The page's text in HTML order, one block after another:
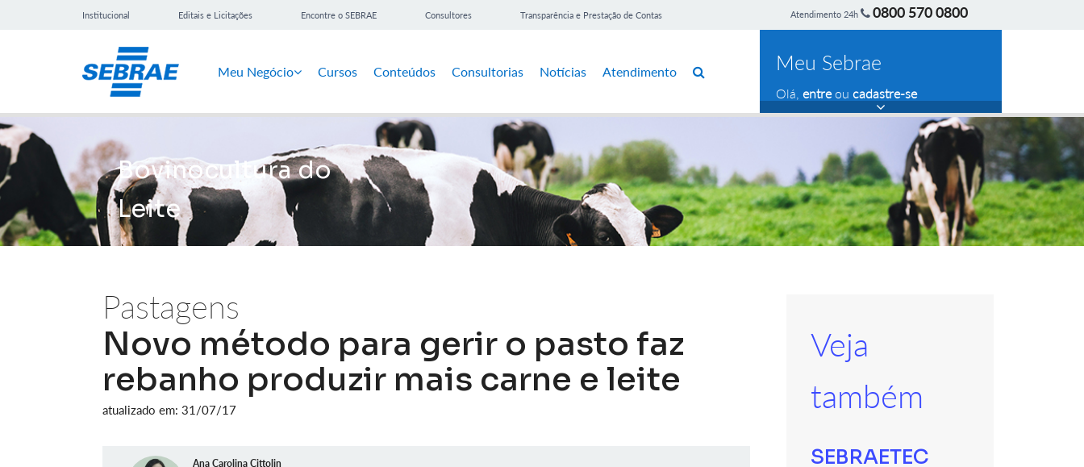
Institucional Editais e Licitações Encontre o SEBRAE Consultores Transparência e Prestação de Contas Atendimento 24h 0800 570 0800
Meu Negócio Cursos Conteúdos Consultorias Notícias Atendimento Meu Sebrae
Olá, entreou cadastre-se
Bovinocultura do
Leite
Pastagens
Novo método para gerir o pasto faz
rebanho produzir mais carne e leite
atualizado em: 31/07/17
Ana Carolina Cittolin
Veja
também
SEBRAETEC